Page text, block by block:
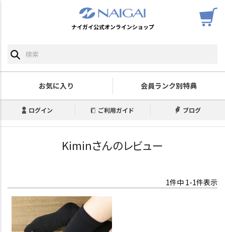
ナイガイ公式オンラインショップ
お気に入り 会員ランク別特典
ログイン ご利用ガイド ブログ
Kiminさんのレビュー
1件中 1-1件表示